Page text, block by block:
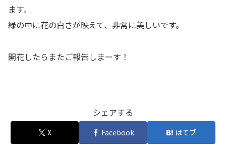
ます。
緑の中に花の白さが映えて、非常に美しいです。
開花したらまたご報告しまーす！
シェアする
X Facebook はてブ